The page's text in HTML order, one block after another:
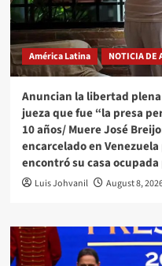
América Latina NOTICIA DE
Anuncian la libertad
jueza que fue “la presa
10 años/ Muere José
encarcelado en
encontró su casa
Luis Johvanil August 8,